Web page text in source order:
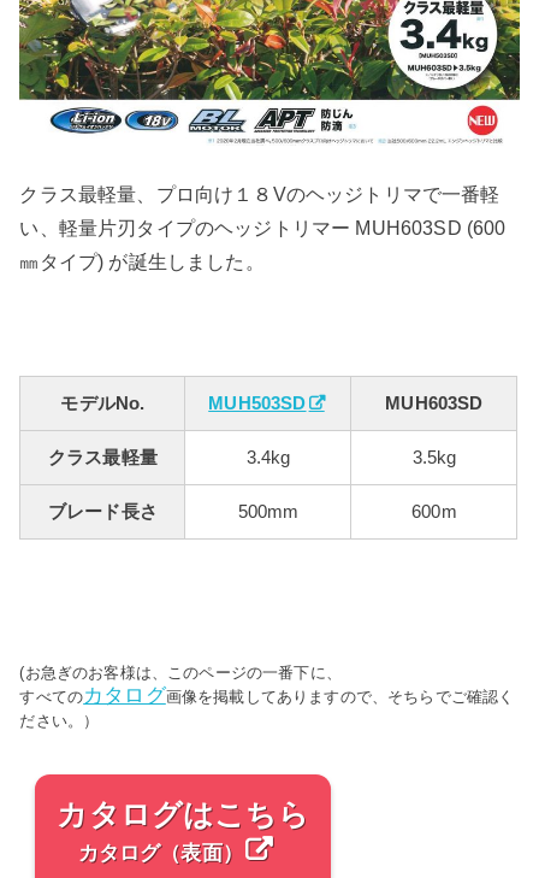
クラス最軽量、プロ向け１８Vのヘッジトリマで一番軽
い、軽量片刃タイプのヘッジトリマー MUH603SD (600
㎜タイプ) が誕生しました。
モデルNo. MUH503SD MUH603SD
クラス最軽量 3.4kg 3.5kg
ブレード長さ 500mm 600m
(お急ぎのお客様は、このページの一番下に、
すべてのカタログ画像を掲載してありますので、そちらでご確認く
ださい。）
カタログはこちら
カタログ（表面）